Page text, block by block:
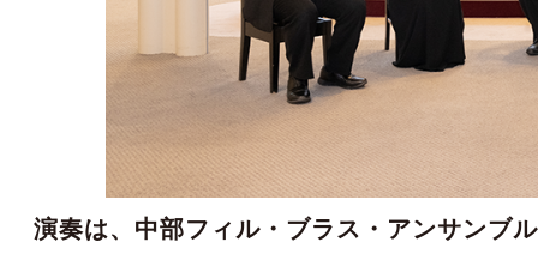
演奏は、中部フィル・ブラス・アンサンブ